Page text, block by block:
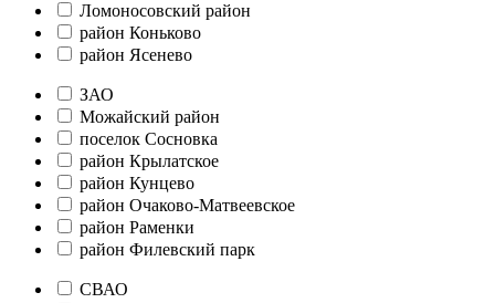
Ломоносовский район
район Коньково
район Ясенево
ЗАО
Можайский район
поселок Сосновка
район Крылатское
район Кунцево
район Очаково-Матвеевское
район Раменки
район Филевский парк
СВАО